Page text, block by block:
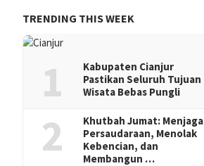
TRENDING THIS WEEK
1
Kabupaten Cianjur
Pastikan Seluruh Tujuan
Wisata Bebas Pungli
2
Khutbah Jumat: Menjaga
Persaudaraan, Menolak
Kebencian, dan
Membangun …